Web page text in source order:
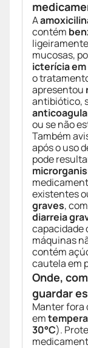
A
contém
mucosas,
icterícia
o
apresentou
antibiótico,
ou se não
Também
após o uso
pode
existentes
graves,
diarreia
capacidade
máquinas
contém
cautela em
Onde,
guardar
Manter fora
em
30°C).